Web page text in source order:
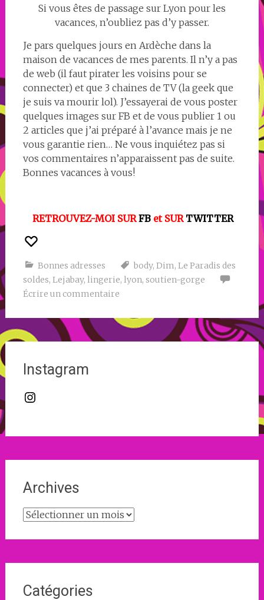
Si vous êtes de passage sur Lyon pour les
vacances, n’oubliez pas d’y passer.
Je pars quelques jours en Ardèche dans la
maison de vacances de mes parents. Il n’y a pas
de web (il faut pirater les voisins pour se
connecter) et que 3 chaines de TV (la geek que
je suis va mourir lol). J’essayerai de vous poster
quelques images sur FB et de vous publier 1 ou
2 articles que j’ai préparé à l’avance mais je ne
vous garantie rien… Ne vous inquiétez pas si
vos commentaires n’apparaissent pas de suite.
Bonnes vacances à vous!
RETROUVEZ-MOI SUR FB et SUR TWITTER
Bonnes adresses body, Dim, Le Paradis des
soldes, Lejabay, lingerie, lyon, soutien-gorge
Écrire un commentaire
Instagram
Instagram
Archives
Archives
Catégories